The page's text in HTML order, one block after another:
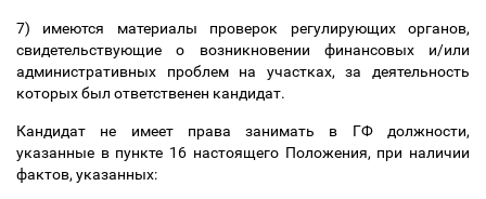
7) имеются материалы проверок регулирующих органов,
свидетельствующие о возникновении финансовых и/или
административных проблем на участках, за деятельность
которых был ответственен кандидат.
Кандидат не имеет права занимать в ГФ должности,
указанные в пункте 16 настоящего Положения, при наличии
фактов, указанных: